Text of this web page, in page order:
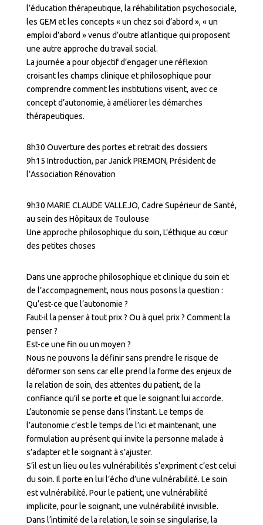
l’éducation thérapeutique, la réhabilitation psychosociale,
les GEM et les concepts « un chez soi d’abord », « un
emploi d’abord » venus d’outre atlantique qui proposent
une autre approche du travail social.
La journée a pour objectif d’engager une réflexion
croisant les champs clinique et philosophique pour
comprendre comment les institutions visent, avec ce
concept d’autonomie, à améliorer les démarches
thérapeutiques.
8h30 Ouverture des portes et retrait des dossiers
9h15 Introduction, par Janick PREMON, Président de
l’Association Rénovation
9h30 MARIE CLAUDE VALLEJO, Cadre Supérieur de Santé,
au sein des Hôpitaux de Toulouse
Une approche philosophique du soin, L’éthique au cœur
des petites choses
Dans une approche philosophique et clinique du soin et
de l’accompagnement, nous nous posons la question :
Qu’est-ce que l’autonomie ?
Faut-il la penser à tout prix ? Ou à quel prix ? Comment la
penser ?
Est-ce une fin ou un moyen ?
Nous ne pouvons la définir sans prendre le risque de
déformer son sens car elle prend la forme des enjeux de
la relation de soin, des attentes du patient, de la
confiance qu’il se porte et que le soignant lui accorde.
L’autonomie se pense dans l’instant. Le temps de
l’autonomie c’est le temps de l’ici et maintenant, une
formulation au présent qui invite la personne malade à
s’adapter et le soignant à s’ajuster.
S’il est un lieu ou les vulnérabilités s’expriment c’est celui
du soin. Il porte en lui l’écho d’une vulnérabilité. Le soin
est vulnérabilité. Pour le patient, une vulnérabilité
implicite, pour le soignant, une vulnérabilité invisible.
Dans l’intimité de la relation, le soin se singularise, la